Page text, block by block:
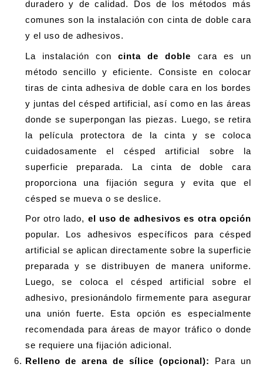
duradero y de calidad. Dos de los métodos más
comunes son la instalación con cinta de doble cara
y el uso de adhesivos.
La instalación concinta de doble cara es un
método sencillo y eficiente. Consiste en colocar
tiras de cinta adhesiva de doble cara en los bordes
y juntas del césped artificial, así como en las áreas
donde se superpongan las piezas. Luego, se retira
la película protectora de la cinta y se coloca
cuidadosamente el césped artificial sobre la
superficie preparada. La cinta de doble cara
proporciona una fijación segura y evita que el
césped se mueva o se deslice.
Por otro lado, el uso de adhesivos es otra opción
popular. Los adhesivos específicos para césped
artificial se aplican directamente sobre la superficie
preparada y se distribuyen de manera uniforme.
Luego, se coloca el césped artificial sobre el
adhesivo, presionándolo firmemente para asegurar
una unión fuerte. Esta opción es especialmente
recomendada para áreas de mayor tráfico o donde
se requiere una fijación adicional.
Relleno de arena de sílice (opcional):
Para un